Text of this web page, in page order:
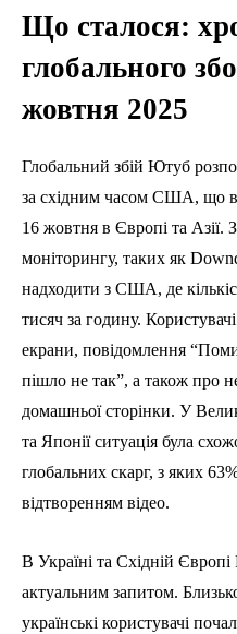
Що сталося:
глобального
жовтня 2025
Глобальний збій Ютуб
за східним часом США, що
16 жовтня в Європі та Азії.
моніторингу, таких як
надходити з США, де
тисяч за годину.
екрани, повідомлення
пішло не так”, а також про
домашньої сторінки. У
та Японії ситуація була
глобальних скарг, з яких
відтворенням відео.
В Україні та Східній
актуальним запитом.
українські користувачі